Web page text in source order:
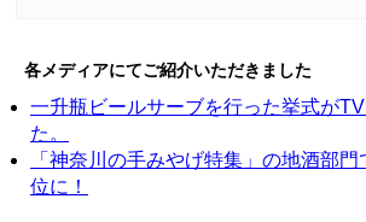
各メディアにてご紹介いただきました
一升瓶ビールサーブを行った挙式が
た。
「神奈川の手みやげ特集」の地酒部
位に！